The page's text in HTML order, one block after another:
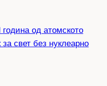
од атомското
свет без нуклеарно